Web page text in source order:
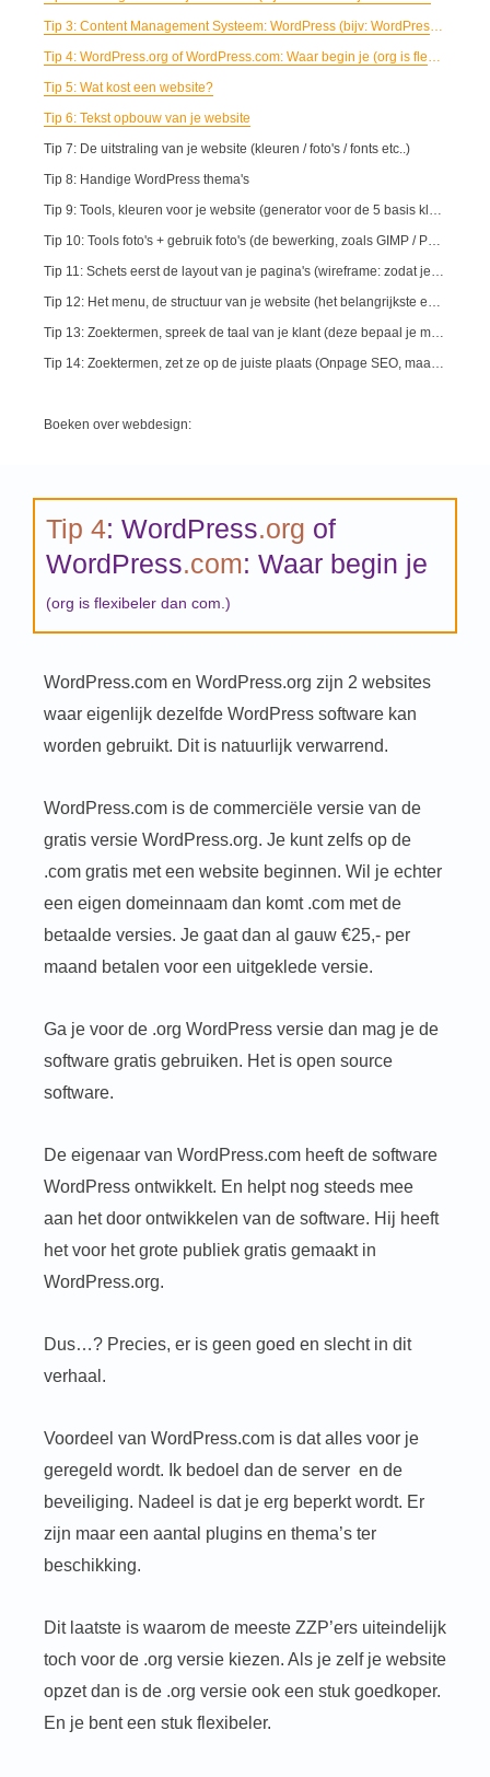
Tip 3: Content Management Systeem: WordPress (bijv: WordPress / Joomla / Dupral of Magento ...)
Tip 4: WordPress.org of WordPress.com: Waar begin je (org is flexibeler dan com.)
Tip 5: Wat kost een website?
Tip 6: Tekst opbouw van je website
Tip 7: De uitstraling van je website (kleuren / foto's / fonts etc..)
Tip 8: Handige WordPress thema's
Tip 9: Tools, kleuren voor je website (generator voor de 5 basis kleuren)
Tip 10: Tools foto's + gebruik foto's (de bewerking, zoals GIMP / Photoshop of Paintshop)
Tip 11: Schets eerst de layout van je pagina's (wireframe: zodat je visualiseert wat belangrijk is)
Tip 12: Het menu, de structuur van je website (het belangrijkste eerst: dit geld ook voor je menu)
Tip 13: Zoektermen, spreek de taal van je klant (deze bepaal je met bijv. de zoekwoordenplanner van Google)
Tip 14: Zoektermen, zet ze op de juiste plaats (Onpage SEO, maar ook interne links zijn belangrijk)
Boeken over webdesign:
Tip 4: WordPress.org of
WordPress.com: Waar begin je
(org is flexibeler dan com.)
WordPress.com en WordPress.org zijn 2 websites
waar eigenlijk dezelfde WordPress software kan
worden gebruikt. Dit is natuurlijk verwarrend.
WordPress.com is de commerciële versie van de
gratis versie WordPress.org. Je kunt zelfs op de
.com gratis met een website beginnen. Wil je echter
een eigen domeinnaam dan komt .com met de
betaalde versies. Je gaat dan al gauw €25,- per
maand betalen voor een uitgeklede versie.
Ga je voor de .org WordPress versie dan mag je de
software gratis gebruiken. Het is open source
software.
De eigenaar van WordPress.com heeft de software
WordPress ontwikkelt. En helpt nog steeds mee
aan het door ontwikkelen van de software. Hij heeft
het voor het grote publiek gratis gemaakt in
WordPress.org.
Dus…? Precies, er is geen goed en slecht in dit
verhaal.
Voordeel van WordPress.com is dat alles voor je
geregeld wordt. Ik bedoel dan de server en de
beveiliging. Nadeel is dat je erg beperkt wordt. Er
zijn maar een aantal plugins en thema’s ter
beschikking.
Dit laatste is waarom de meeste ZZP’ers uiteindelijk
toch voor de .org versie kiezen. Als je zelf je website
opzet dan is de .org versie ook een stuk goedkoper.
En je bent een stuk flexibeler.